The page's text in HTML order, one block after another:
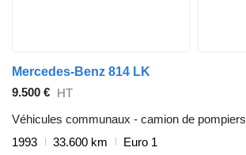
Mercedes-Benz 814 LK
9.500 € HT
Véhicules communaux - camion de pompiers
1993
33.600 km
Euro 1